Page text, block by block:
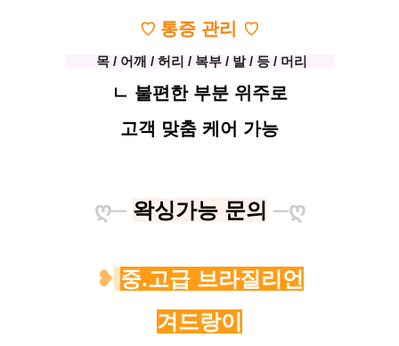
♡ 통증 관리 ♡
목 / 어깨 / 허리 / 복부 / 발 / 등 / 머리
ㄴ 불편한 부분 위주로
고객 맞춤 케어 가능
ღ─ 왁싱가능 문의 ─ღ
❥ 중.고급 브라질리언
겨드랑이